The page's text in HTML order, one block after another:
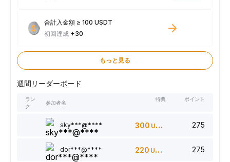
合計入金額 ≥ 100 USDT
初回達成 +30
もっと見る
週間リーダーボード
ラン
ク
参加者名
特典 ポイント
sky***@**** 300 USDT 275
dor***@**** 220 USDT 275